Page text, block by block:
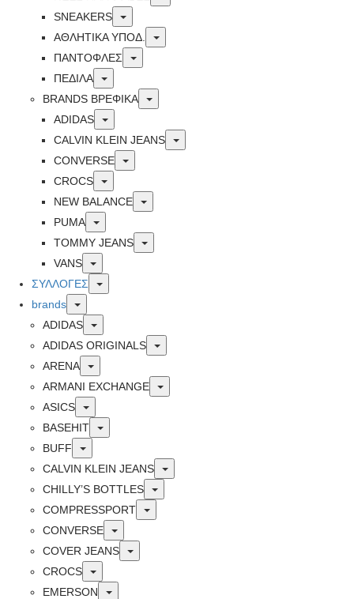
SNEAKERS
Toggle
ΑΘΛΗΤΙΚΑ ΥΠΟΔ.
Toggle
ΠΑΝΤΟΦΛΕΣ
Toggle
ΠΕΔΙΛΑ
Toggle
BRANDS ΒΡΕΦΙΚΆ
Toggle
ADIDAS
Toggle
CALVIN KLEIN JEANS
Toggle
CONVERSE
Toggle
CROCS
Toggle
NEW BALANCE
Toggle
PUMA
Toggle
TOMMY JEANS
Toggle
VANS
Toggle
ΣΥΛΛΟΓΕΣ
Toggle
brands
Toggle
ADIDAS
Toggle
ADIDAS ORIGINALS
Toggle
ARENA
Toggle
ARMANI EXCHANGE
Toggle
ASICS
Toggle
BASEHIT
Toggle
BUFF
Toggle
CALVIN KLEIN JEANS
Toggle
CHILLY’S BOTTLES
Toggle
COMPRESSPORT
Toggle
CONVERSE
Toggle
COVER JEANS
Toggle
CROCS
Toggle
EMERSON
Toggle